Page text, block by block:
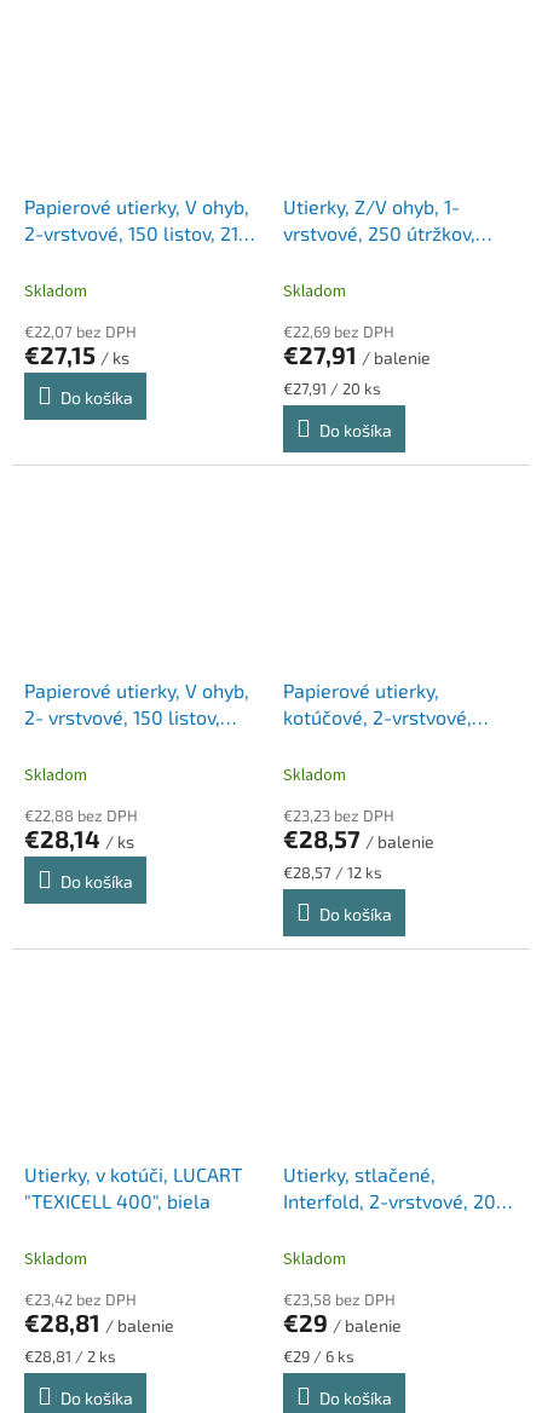
Papierové utierky, V ohyb,
2-vrstvové, 150 listov, 21 x
Skladom
€22,07 bez DPH
€27,15 / ks
Do košíka
Utierky, Z/V ohyb, 1-
vrstvové, 250 útržkov,
Skladom
€22,69 bez DPH
€27,91 / balenie
Jednotková
cena:
€27,91 / 20 ks
Do košíka
Papierové utierky, V ohyb,
2- vrstvové, 150 listov,
farba
Skladom
€22,88 bez DPH
€28,14 / ks
Do košíka
Papierové utierky,
kotúčové, 2-vrstvové,
CF", havana hnedé
Skladom
€23,23 bez DPH
€28,57 / balenie
Jednotková
cena:
€28,57 / 12 ks
Do košíka
Utierky, v kotúči, LUCART
"TEXICELL 400", biela
Skladom
€23,42 bez DPH
€28,81 / balenie
Jednotková
cena:
€28,81 / 2 ks
Do košíka
Utierky, stlačené,
Interfold, 2-vrstvové, 200
Advanced, TORK "Xpress
Skladom
€23,58 bez DPH
€29 / balenie
Jednotková
cena:
€29 / 6 ks
Do košíka